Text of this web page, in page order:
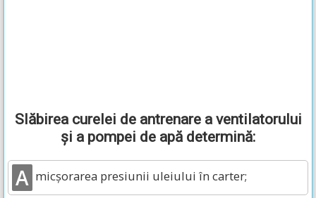
Slăbirea curelei de antrenare a ventilatorului
şi a pompei de apă determină:
A micşorarea presiunii uleiului în carter;